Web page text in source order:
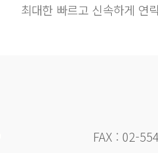
최대한 빠르고 신속하게 연
FAX : 02-